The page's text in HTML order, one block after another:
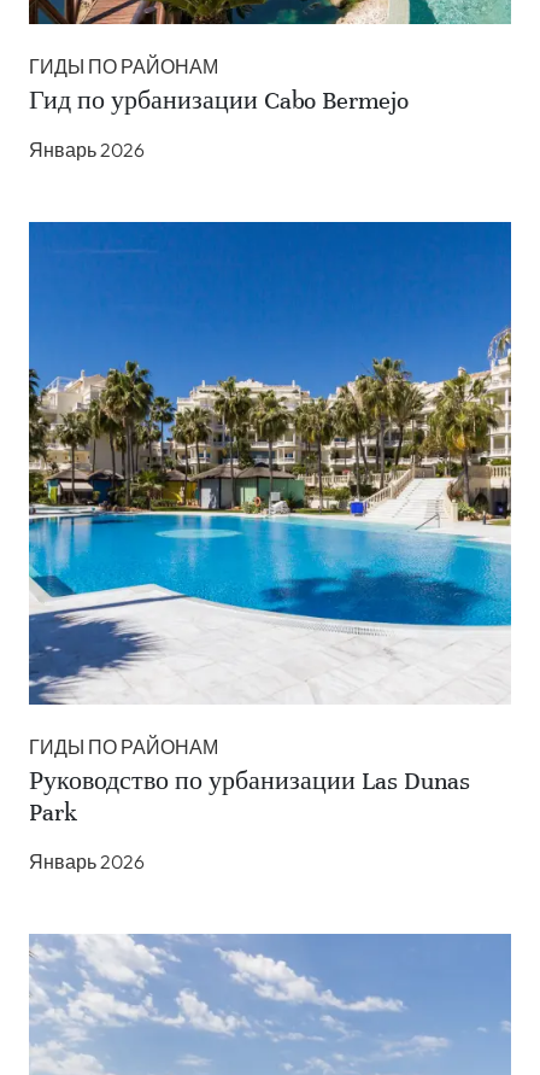
ГИДЫ ПО РАЙОНАМ
Гид по урбанизации Cabo Bermejo
Январь 2026
ГИДЫ ПО РАЙОНАМ
Руководство по урбанизации Las Dunas
Park
Январь 2026